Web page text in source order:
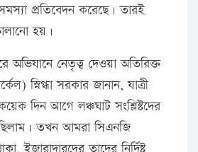
প্রতিবেদন করেছে। তারই
হয়।
অভিযানে নেতৃত্ব দেওয়া অতিরিক্ত
স্নিগ্ধা সরকার জানান, যাত্রী
দিন আগে লঞ্চঘাট সংশ্লিষ্টদের
তখন আমরা সিএনজি